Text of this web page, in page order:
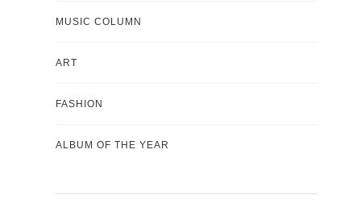
MUSIC COLUMN
ART
FASHION
ALBUM OF THE YEAR